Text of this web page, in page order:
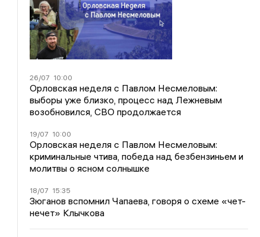
26/07 10:00
Орловская неделя с Павлом Несмеловым:
выборы уже близко, процесс над Лежневым
возобновился, СВО продолжается
19/07 10:00
Орловская неделя с Павлом Несмеловым:
криминальные чтива, победа над безбензиньем и
молитвы о ясном солнышке
18/07 15:35
Зюганов вспомнил Чапаева, говоря о схеме «чет-
нечет» Клычкова